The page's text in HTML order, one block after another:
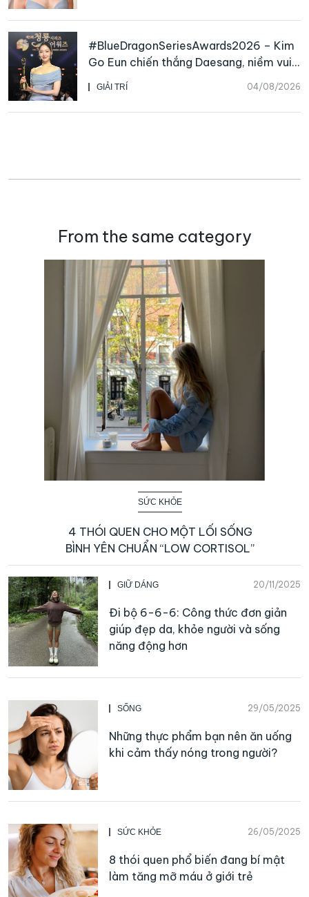
GIẢI TRÍ 04/08/2026
#BlueDragonSeriesAwards2026 – Kim
Go Eun chiến thắng Daesang, niềm vui
nhân đôi của Park Bo Kyung sau 23
năm
From the same category
SỨC KHỎE
4 THÓI QUEN CHO MỘT LỐI SỐNG
BÌNH YÊN CHUẨN “LOW CORTISOL”
GIỮ DÁNG 20/11/2025
Đi bộ 6-6-6: Công thức đơn giản
giúp đẹp da, khỏe người và sống
năng động hơn
SỐNG 29/05/2025
Những thực phẩm bạn nên ăn uống
khi cảm thấy nóng trong người?
SỨC KHỎE 26/05/2025
8 thói quen phổ biến đang bí mật
làm tăng mỡ máu ở giới trẻ